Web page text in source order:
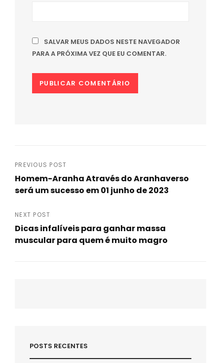
SALVAR MEUS DADOS NESTE NAVEGADOR
PARA A PRÓXIMA VEZ QUE EU COMENTAR.
Navegação
de
PREVIOUS POST
Homem-Aranha Através do Aranhaverso
será um sucesso em 01 junho de 2023
Post
NEXT POST
Dicas infalíveis para ganhar massa
muscular para quem é muito magro
POSTS RECENTES